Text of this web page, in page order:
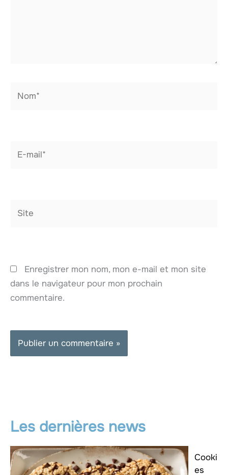
Enregistrer mon nom, mon e-mail et mon site
dans le navigateur pour mon prochain
commentaire.
Les dernières news
Cooki
es